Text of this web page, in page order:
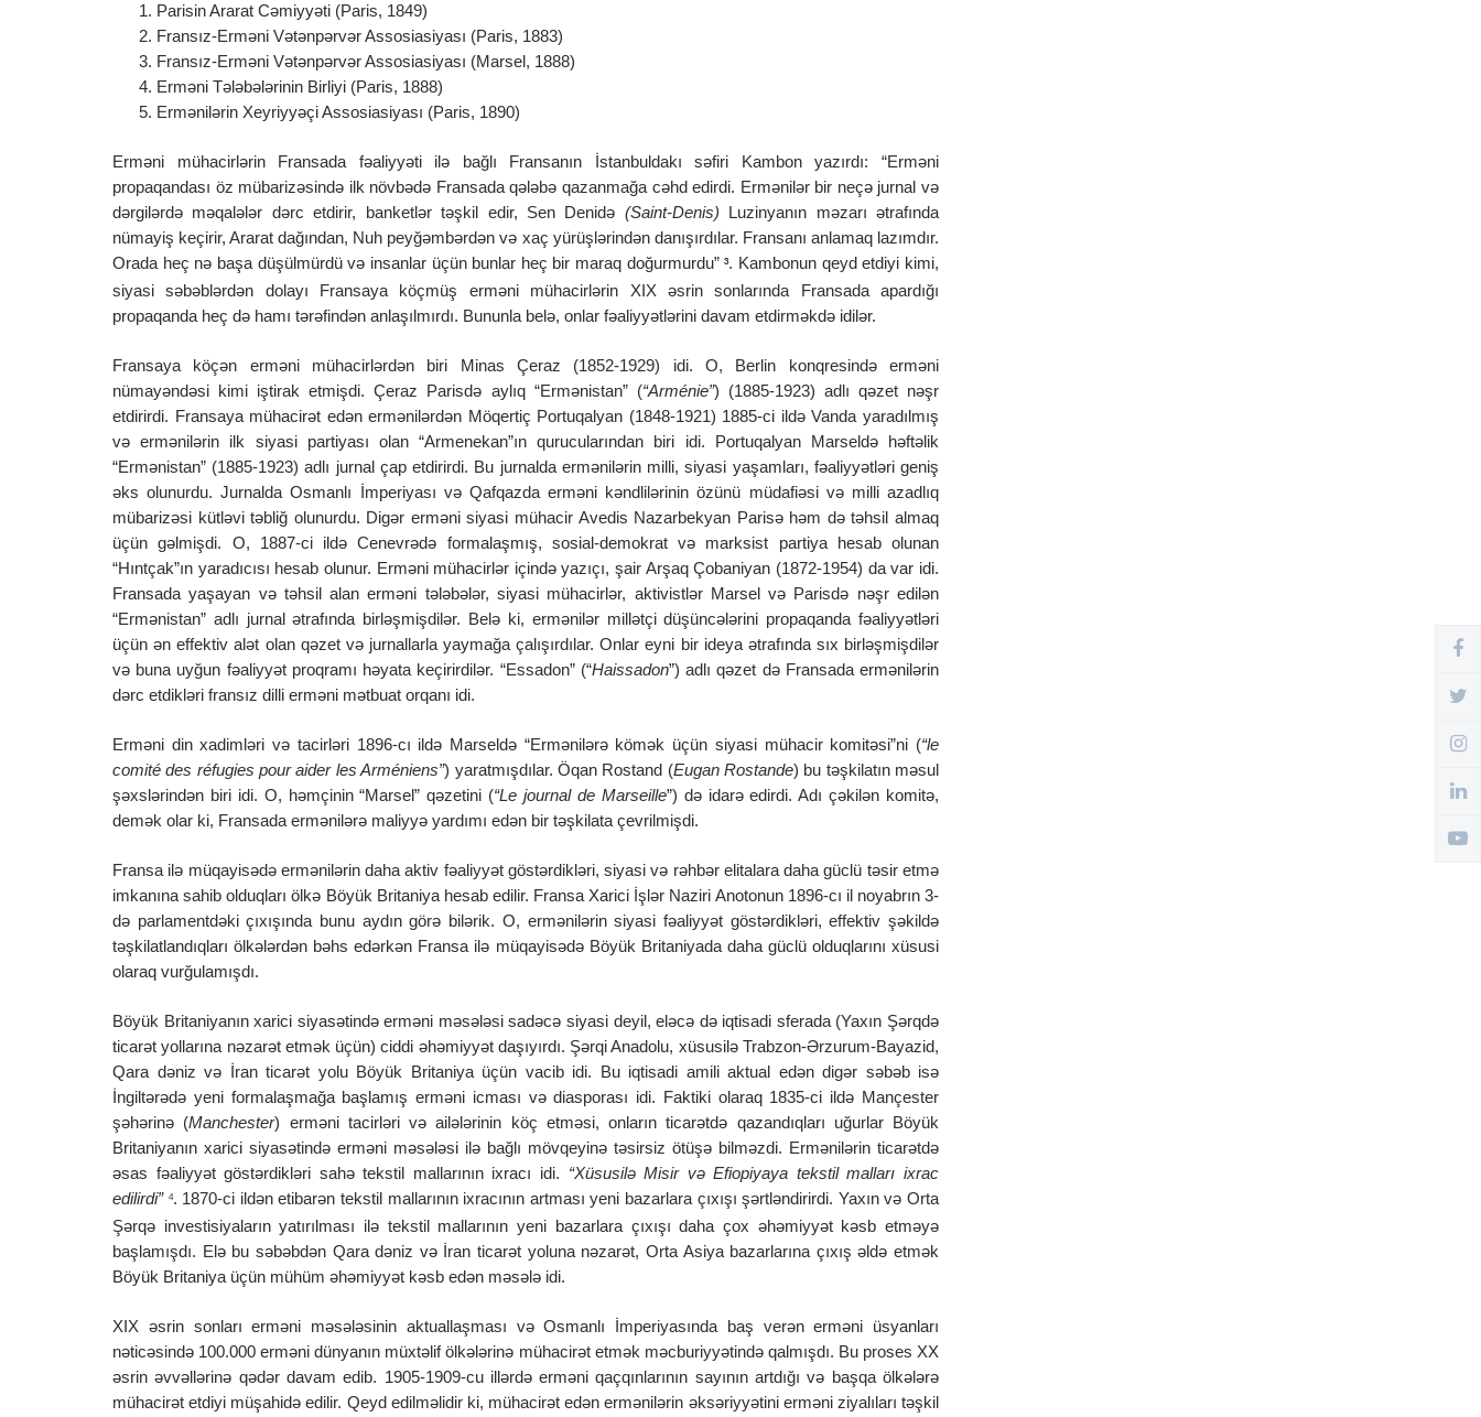
1. Parisin Ararat Cəmiyyəti (Paris, 1849)
2. Fransız-Erməni Vətənpərvər Assosiasiyası (Paris, 1883)
3. Fransız-Erməni Vətənpərvər Assosiasiyası (Marsel, 1888)
4. Erməni Tələbələrinin Birliyi (Paris, 1888)
5. Ermənilərin Xeyriyyəçi Assosiasiyası (Paris, 1890)
Erməni mühacirlərin Fransada fəaliyyəti ilə bağlı Fransanın İstanbuldakı səfiri Kambon yazırdı: “Erməni
propaqandası öz mübarizəsində ilk növbədə Fransada qələbə qazanmağa cəhd edirdi. Ermənilər bir neçə jurnal və
dərgilərdə məqalələr dərc etdirir, banketlər təşkil edir, Sen Denidə (Saint-Denis) Luzinyanın məzarı ətrafında
nümayiş keçirir, Ararat dağından, Nuh peyğəmbərdən və xaç yürüşlərindən danışırdılar. Fransanı anlamaq lazımdır.
Orada heç nə başa düşülmürdü və insanlar üçün bunlar heç bir maraq doğurmurdu”3. Kambonun qeyd etdiyi kimi,
siyasi səbəblərdən dolayı Fransaya köçmüş erməni mühacirlərin XIX əsrin sonlarında Fransada apardığı
propaqanda heç də hamı tərəfindən anlaşılmırdı. Bununla belə, onlar fəaliyyətlərini davam etdirməkdə idilər.
Fransaya köçən erməni mühacirlərdən biri Minas Çeraz (1852-1929) idi. O, Berlin konqresində erməni
nümayəndəsi kimi iştirak etmişdi. Çeraz Parisdə aylıq “Ermənistan” (“Arménie”) (1885-1923) adlı qəzet nəşr
etdirirdi. Fransaya mühacirət edən ermənilərdən Möqertiç Portuqalyan (1848-1921) 1885-ci ildə Vanda yaradılmış
və ermənilərin ilk siyasi partiyası olan “Armenekan”ın qurucularından biri idi. Portuqalyan Marseldə həftəlik
“Ermənistan” (1885-1923) adlı jurnal çap etdirirdi. Bu jurnalda ermənilərin milli, siyasi yaşamları, fəaliyyətləri geniş
əks olunurdu. Jurnalda Osmanlı İmperiyası və Qafqazda erməni kəndlilərinin özünü müdafiəsi və milli azadlıq
mübarizəsi kütləvi təbliğ olunurdu. Digər erməni siyasi mühacir Avedis Nazarbekyan Parisə həm də təhsil almaq
üçün gəlmişdi. O, 1887-ci ildə Cenevrədə formalaşmış, sosial-demokrat və marksist partiya hesab olunan
“Hıntçak”ın yaradıcısı hesab olunur. Erməni mühacirlər içində yazıçı, şair Arşaq Çobaniyan (1872-1954) da var idi.
Fransada yaşayan və təhsil alan erməni tələbələr, siyasi mühacirlər, aktivistlər Marsel və Parisdə nəşr edilən
“Ermənistan” adlı jurnal ətrafında birləşmişdilər. Belə ki, ermənilər millətçi düşüncələrini propaqanda fəaliyyətləri
üçün ən effektiv alət olan qəzet və jurnallarla yaymağa çalışırdılar. Onlar eyni bir ideya ətrafında sıx birləşmişdilər
və buna uyğun fəaliyyət proqramı həyata keçirirdilər. “Essadon” (“Haissadon”) adlı qəzet də Fransada ermənilərin
dərc etdikləri fransız dilli erməni mətbuat orqanı idi.
Erməni din xadimləri və tacirləri 1896-cı ildə Marseldə “Ermənilərə kömək üçün siyasi mühacir komitəsi”ni (“le
comité des réfugies pour aider les Arméniens”) yaratmışdılar. Öqan Rostand (Eugan Rostande) bu təşkilatın məsul
şəxslərindən biri idi. O, həmçinin “Marsel” qəzetini (“Le journal de Marseille”) də idarə edirdi. Adı çəkilən komitə,
demək olar ki, Fransada ermənilərə maliyyə yardımı edən bir təşkilata çevrilmişdi.
Fransa ilə müqayisədə ermənilərin daha aktiv fəaliyyət göstərdikləri, siyasi və rəhbər elitalara daha güclü təsir etmə
imkanına sahib olduqları ölkə Böyük Britaniya hesab edilir. Fransa Xarici İşlər Naziri Anotonun 1896-cı il noyabrın 3-
də parlamentdəki çıxışında bunu aydın görə bilərik. O, ermənilərin siyasi fəaliyyət göstərdikləri, effektiv şəkildə
təşkilatlandıqları ölkələrdən bəhs edərkən Fransa ilə müqayisədə Böyük Britaniyada daha güclü olduqlarını xüsusi
olaraq vurğulamışdı.
Böyük Britaniyanın xarici siyasətində erməni məsələsi sadəcə siyasi deyil, eləcə də iqtisadi sferada (Yaxın Şərqdə
ticarət yollarına nəzarət etmək üçün) ciddi əhəmiyyət daşıyırdı. Şərqi Anadolu, xüsusilə Trabzon-Ərzurum-Bayazid,
Qara dəniz və İran ticarət yolu Böyük Britaniya üçün vacib idi. Bu iqtisadi amili aktual edən digər səbəb isə
İngiltərədə yeni formalaşmağa başlamış erməni icması və diasporası idi. Faktiki olaraq 1835-ci ildə Mançester
şəhərinə (Manchester) erməni tacirləri və ailələrinin köç etməsi, onların ticarətdə qazandıqları uğurlar Böyük
Britaniyanın xarici siyasətində erməni məsələsi ilə bağlı mövqeyinə təsirsiz ötüşə bilməzdi. Ermənilərin ticarətdə
əsas fəaliyyət göstərdikləri sahə tekstil mallarının ixracı idi. “Xüsusilə Misir və Efiopiyaya tekstil malları ixrac
edilirdi” 4. 1870-ci ildən etibarən tekstil mallarının ixracının artması yeni bazarlara çıxışı şərtləndirirdi. Yaxın və Orta
Şərqə investisiyaların yatırılması ilə tekstil mallarının yeni bazarlara çıxışı daha çox əhəmiyyət kəsb etməyə
başlamışdı. Elə bu səbəbdən Qara dəniz və İran ticarət yoluna nəzarət, Orta Asiya bazarlarına çıxış əldə etmək
Böyük Britaniya üçün mühüm əhəmiyyət kəsb edən məsələ idi.
XIX əsrin sonları erməni məsələsinin aktuallaşması və Osmanlı İmperiyasında baş verən erməni üsyanları
nəticəsində 100.000 erməni dünyanın müxtəlif ölkələrinə mühacirət etmək məcburiyyətində qalmışdı. Bu proses XX
əsrin əvvəllərinə qədər davam edib. 1905-1909-cu illərdə erməni qaçqınlarının sayının artdığı və başqa ölkələrə
mühacirət etdiyi müşahidə edilir. Qeyd edilməlidir ki, mühacirət edən ermənilərin əksəriyyətini erməni ziyalıları təşkil